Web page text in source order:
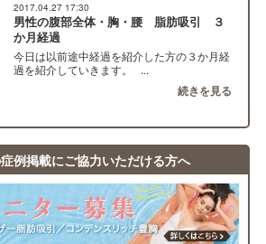
2017.04.27 17:30
男性の腹部全体・胸・腰 脂肪吸引 ３
か月経過
今日は以前途中経過を紹介した方の３か月経
過を紹介していきます。 ...
続きを見る
例掲載にご協力いただける方へ